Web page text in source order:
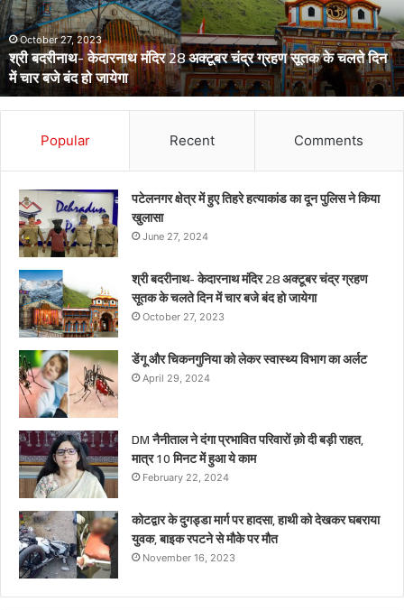
विभाग
का
अर्लटApril 29, 2024
डेंगू और चिकनगुनिया को लेकर स्वास्थ्य विभाग का अर्लट
Popular Recent Comments
पटेलनगर क्षेत्र में हुए तिहरे हत्याकांड का दून पुलिस ने किया
खुलासा
June 27, 2024
श्री बदरीनाथ- केदारनाथ मंदिर 28 अक्टूबर चंद्र ग्रहण
सूतक के चलते दिन में चार बजे बंद हो जायेगा
October 27, 2023
डेंगू और चिकनगुनिया को लेकर स्वास्थ्य विभाग का अर्लट
April 29, 2024
DM नैनीताल ने दंगा प्रभावित परिवारों क़ो दी बड़ी राहत,
मात्र 10 मिनट में हुआ ये काम
February 22, 2024
कोटद्वार के दुगड्डा मार्ग पर हादसा, हाथी को देखकर घबराया
युवक, बाइक रपटने से मौके पर मौत
November 16, 2023